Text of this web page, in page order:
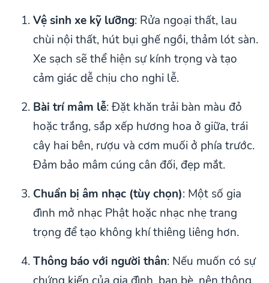
Vệ sinh xe kỹ lưỡng: Rửa ngoại thất, lau
chùi nội thất, hút bụi ghế ngồi, thảm lót sàn.
Xe sạch sẽ thể hiện sự kính trọng và tạo
cảm giác dễ chịu cho nghi lễ.
Bài trí mâm lễ: Đặt khăn trải bàn màu đỏ
hoặc trắng, sắp xếp hương hoa ở giữa, trái
cây hai bên, rượu và cơm muối ở phía trước.
Đảm bảo mâm cúng cân đối, đẹp mắt.
Chuẩn bị âm nhạc (tùy chọn): Một số gia
đình mở nhạc Phật hoặc nhạc nhẹ trang
trọng để tạo không khí thiêng liêng hơn.
Thông báo với người thân: Nếu muốn có sự